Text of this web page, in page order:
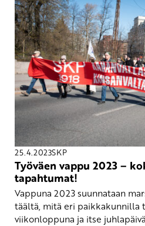
25.4.2023SKP
Työväen vappu 2023 –
tapahtumat!
Vappuna 2023 suunnataan
täältä, mitä eri paikkakunnilla
viikonloppuna ja itse